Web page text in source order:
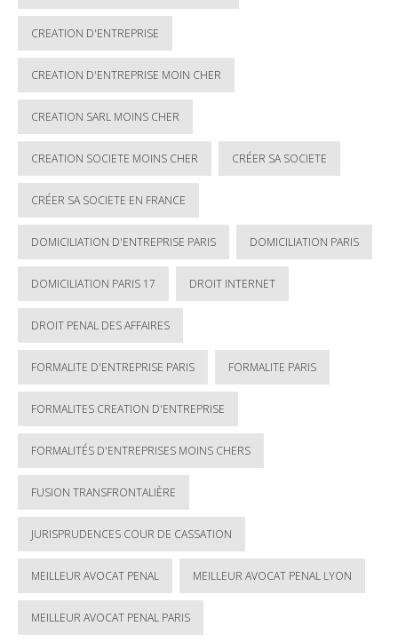
CREATION D'ENTREPRISE
CREATION D'ENTREPRISE MOIN CHER
CREATION SARL MOINS CHER
CREATION SOCIETE MOINS CHER CRÉER SA SOCIETE
CRÉER SA SOCIETE EN FRANCE
DOMICILIATION D'ENTREPRISE PARIS DOMICILIATION PARIS
DOMICILIATION PARIS 17 DROIT INTERNET
DROIT PENAL DES AFFAIRES
FORMALITE D'ENTREPRISE PARIS FORMALITE PARIS
FORMALITES CREATION D'ENTREPRISE
FORMALITÉS D'ENTREPRISES MOINS CHERS
FUSION TRANSFRONTALIÈRE
JURISPRUDENCES COUR DE CASSATION
MEILLEUR AVOCAT PENAL MEILLEUR AVOCAT PENAL LYON
MEILLEUR AVOCAT PENAL PARIS